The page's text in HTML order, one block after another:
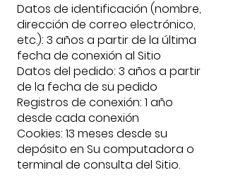
Datos de identificación (nombre,
dirección de correo electrónico,
etc.): 3 años a partir de la última
fecha de conexión al Sitio
Datos del pedido: 3 años a partir
de la fecha de su pedido
Registros de conexión: 1 año
desde cada conexión
Cookies: 13 meses desde su
depósito en Su computadora o
terminal de consulta del Sitio.